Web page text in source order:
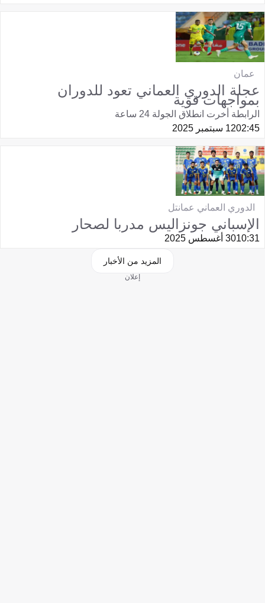
عمان
عجلة الدوري العماني تعود للدوران
بمواجهات قوية
الرابطة أخرت انطلاق الجولة 24 ساعة
02:4512 سبتمبر 2025
الدوري العماني عمانتل
الإسباني جونزاليس مدربا لصحار
10:3130 أغسطس 2025
المزيد من الأخبار
إعلان